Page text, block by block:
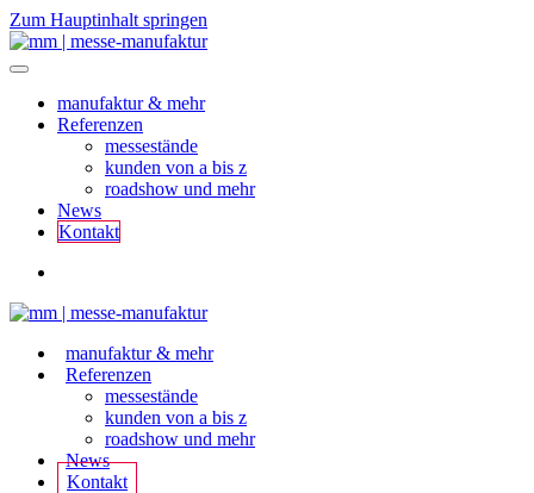
Zum Hauptinhalt springen
manufaktur & mehr
Referenzen
messestände
kunden von a bis z
roadshow und mehr
News
Kontakt
manufaktur & mehr
Referenzen
messestände
kunden von a bis z
roadshow und mehr
News
Kontakt